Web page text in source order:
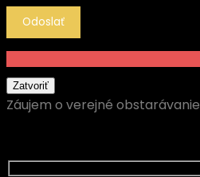
Zatvoriť
Záujem o verejné obstarávanie